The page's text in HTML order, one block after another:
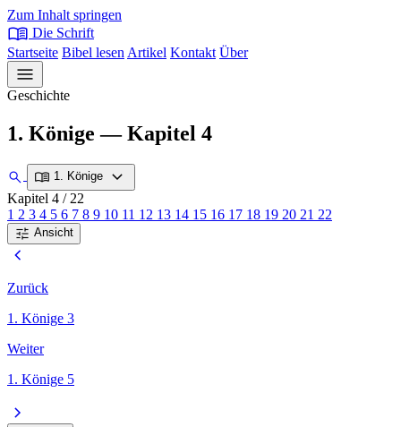
Zum Inhalt springen
menu_book Die Schrift
Startseite Bibel lesen Artikel Kontakt Über
menu
Geschichte
1. Könige — Kapitel 4
search menu_book 1. Könige expand_more
Kapitel 4 / 22
1 2 3 4 5 6 7 8 9 10 11 12 13 14 15 16 17 18 19 20 21 22
tune Ansicht
chevron_left
Zurück
1. Könige 3
Weiter
1. Könige 5
chevron_right